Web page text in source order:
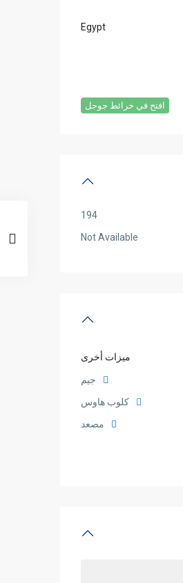
Egypt
افتح في خرائط جوجل
194
Not Available
ميزات أخرى
جيم
كلوب هاوس
مصعد